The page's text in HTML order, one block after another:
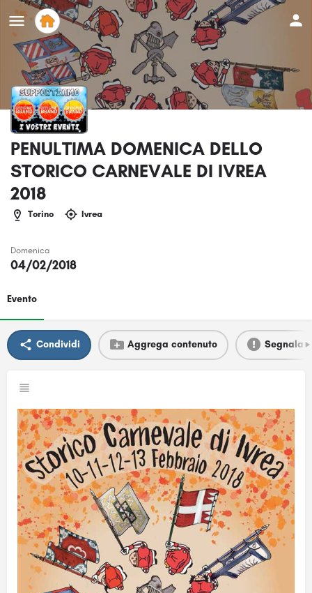
PENULTIMA DOMENICA DELLO
STORICO CARNEVALE DI IVREA
2018
Torino Ivrea
Domenica
04/02/2018
Evento
Condividi Aggrega contenuto Segnala